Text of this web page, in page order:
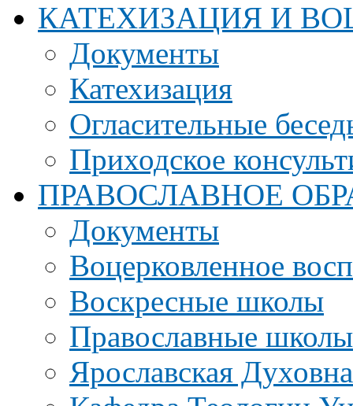
КАТЕХИЗАЦИЯ И
Документы
Катехизация
Огласительные
Приходское
ПРАВОСЛАВНОЕ
Документы
Воцерковленное
Воскресные школы
Православные
Ярославская